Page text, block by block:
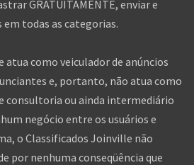
GRATUITAMENTE, enviar e
em todas as categorias.
atua como veiculador de anúncios
e, portanto, não atua como
consultoria ou ainda intermediário
negócio entre os usuários e
o Classificados Joinville não
por nenhuma conseqüência que